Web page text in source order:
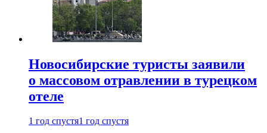
Новосибирские туристы заявили
о массовом отравлении в турецком
отеле
1 год спустя1 год спустя